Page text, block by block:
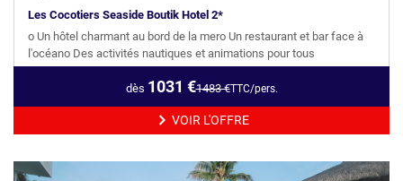
Les Cocotiers Seaside Boutik Hotel 2*
o Un hôtel charmant au bord de la mero Un restaurant et bar face à
l'océano Des activités nautiques et animations pour tous
dès 1031 €1483€TTC/pers.
VOIR L'OFFRE